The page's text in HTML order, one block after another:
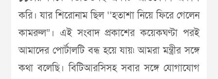
করি। যার শিরোনাম ছিল ‘‘হতাশা নিয়ে ফিরে গেলেন
কামরুল”। এই সংবাদ প্রকাশের কয়েকঘণ্টা পরই
আমাদের পোর্টালটি বন্ধ হয়ে যায়৷ আমরা মন্ত্রীর সঙ্গে
কথা বলেছি। বিটিআরসিসহ সবার সঙ্গে যোগাযোগ